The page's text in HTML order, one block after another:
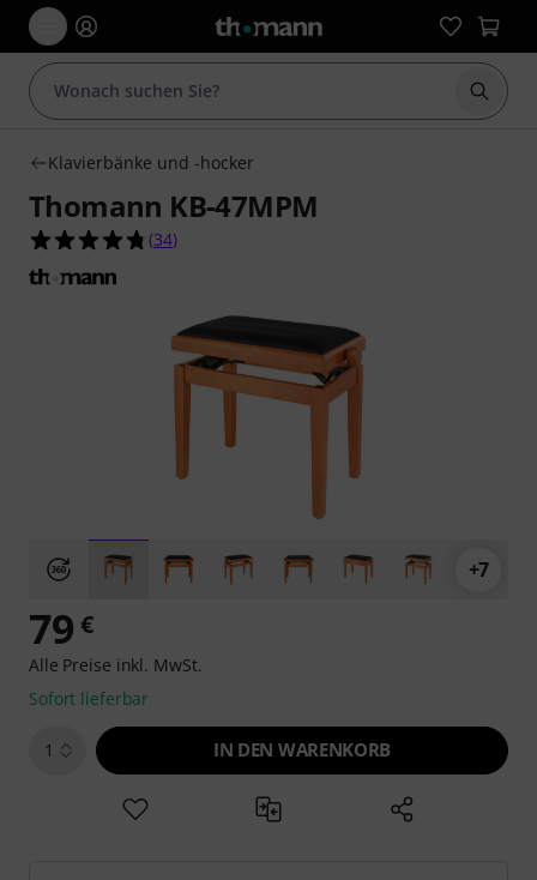
Suche
Klavierbänke und -hocker
Thomann KB-47MPM
4.8 von 5 Sternen aus 34 Kundenbewertungen
(34)
+7
79 €
Alle Preise inkl. MwSt.
Sofort lieferbar
1 IN DEN WARENKORB